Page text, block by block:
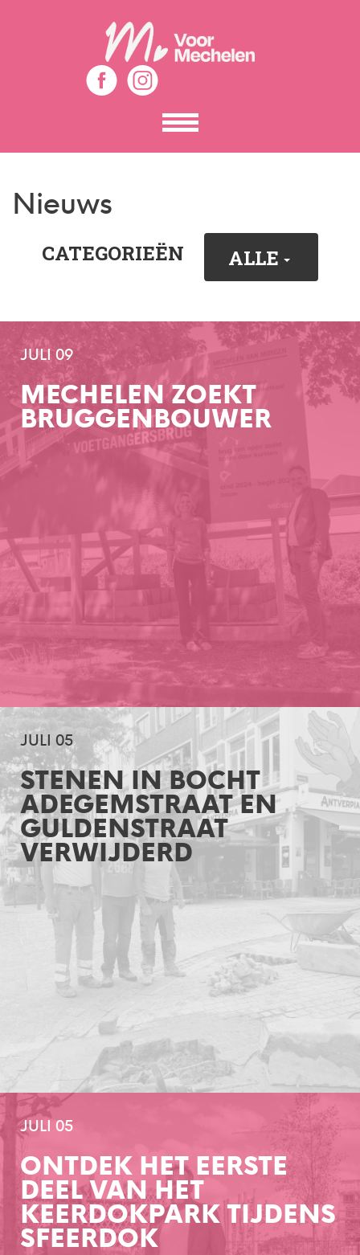
Toon
het
menu
Nieuws
CATEGORIEËN ALLE
JULI 09
MECHELEN ZOEKT
BRUGGENBOUWER
JULI 05
STENEN IN BOCHT
ADEGEMSTRAAT EN
GULDENSTRAAT
VERWIJDERD
JULI 05
ONTDEK HET EERSTE
DEEL VAN HET
KEERDOKPARK TIJDENS
SFEERDOK